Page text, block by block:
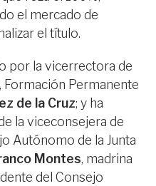
el mercado de
el título.
por la vicerrectora de
Formación Permanente
de la Cruz; y ha
la viceconsejera de
Autónomo de la Junta
Montes, madrina
del Consejo